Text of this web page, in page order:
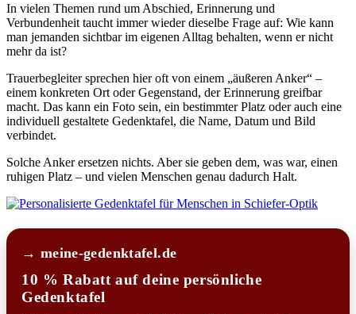
In vielen Themen rund um Abschied, Erinnerung und
Verbundenheit taucht immer wieder dieselbe Frage auf: Wie kann
man jemanden sichtbar im eigenen Alltag behalten, wenn er nicht
mehr da ist?
Trauerbegleiter sprechen hier oft von einem „äußeren Anker“ –
einem konkreten Ort oder Gegenstand, der Erinnerung greifbar
macht. Das kann ein Foto sein, ein bestimmter Platz oder auch eine
individuell gestaltete Gedenktafel, die Name, Datum und Bild
verbindet.
Solche Anker ersetzen nichts. Aber sie geben dem, was war, einen
ruhigen Platz – und vielen Menschen genau dadurch Halt.
→ meine-gedenktafel.de
10 % Rabatt auf deine persönliche
Gedenktafel